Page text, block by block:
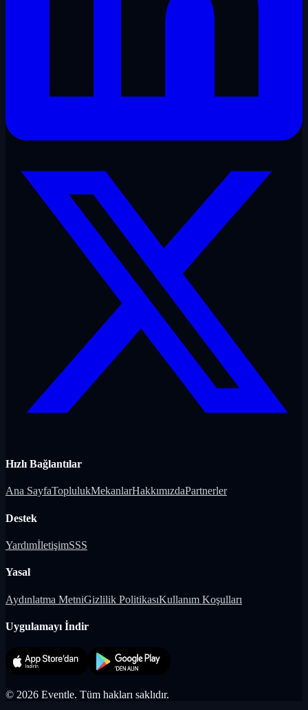
Hızlı Bağlantılar
Ana SayfaToplulukMekanlarHakkımızdaPartnerler
Destek
YardımİletişimSSS
Yasal
Aydınlatma MetniGizlilik PolitikasıKullanım Koşulları
Uygulamayı İndir
© 2026 Eventle. Tüm hakları saklıdır.